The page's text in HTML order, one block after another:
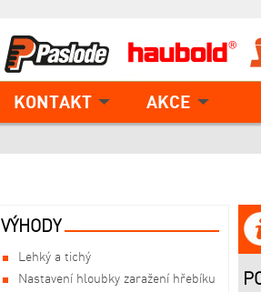
KONTAKT AKCE
VÝHODY
Lehký a tichý
Nastavení hloubky zaražení hřebíku